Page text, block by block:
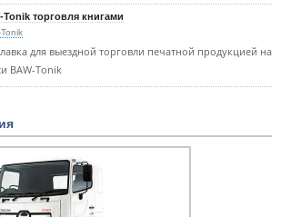
Tonik торговля книгами
для выездной торговли печатной продукцией на
BAW-Tonik